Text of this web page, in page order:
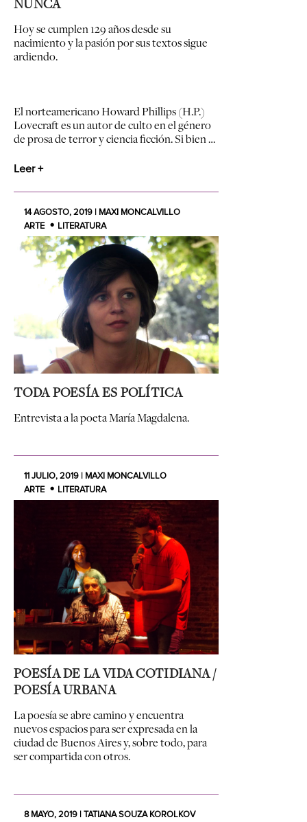
Hoy se cumplen 129 años desde su
nacimiento y la pasión por sus textos sigue
ardiendo.
El norteamericano Howard Phillips (H.P.)
Lovecraft es un autor de culto en el género
de prosa de terror y ciencia ficción. Si bien …
Leer +
14 AGOSTO, 2019 | MAXI MONCALVILLO
ARTE
LITERATURA
TODA POESÍA ES POLÍTICA
Entrevista a la poeta María Magdalena.
11 JULIO, 2019 | MAXI MONCALVILLO
ARTE
LITERATURA
POESÍA DE LA VIDA COTIDIANA /
POESÍA URBANA
La poesía se abre camino y encuentra
nuevos espacios para ser expresada en la
ciudad de Buenos Aires y, sobre todo, para
ser compartida con otros.
8 MAYO, 2019 | TATIANA SOUZA KOROLKOV